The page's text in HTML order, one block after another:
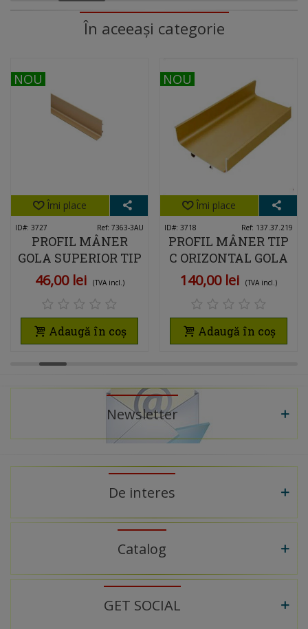
În aceeași categorie
NOU
NOU
Îmi place
ID#: 3727 Ref: 7363-3AU
PROFIL MÂNER
GOLA SUPERIOR TIP
J AURIU MAT 3 M
DIN ALUMINIU –
MÂNER ÎNCASTRAT
PENTRU MOBILIER
BUCĂTĂRIE FĂRĂ
46,00 lei (TVA incl.)
Adaugă în coș
NOU
NOU
Îmi place
ID#: 3718 Ref: 137.37.219
PROFIL MÂNER TIP
C ORIZONTAL GOLA
AURIU MAT 3M DIN
ALUMINIU –
MÂNER ÎNCASTRAT
MOBILIER
BUCĂTĂRIE
140,00 lei (TVA incl.)
Adaugă în coș
Newsletter
De interes
Catalog
GET SOCIAL